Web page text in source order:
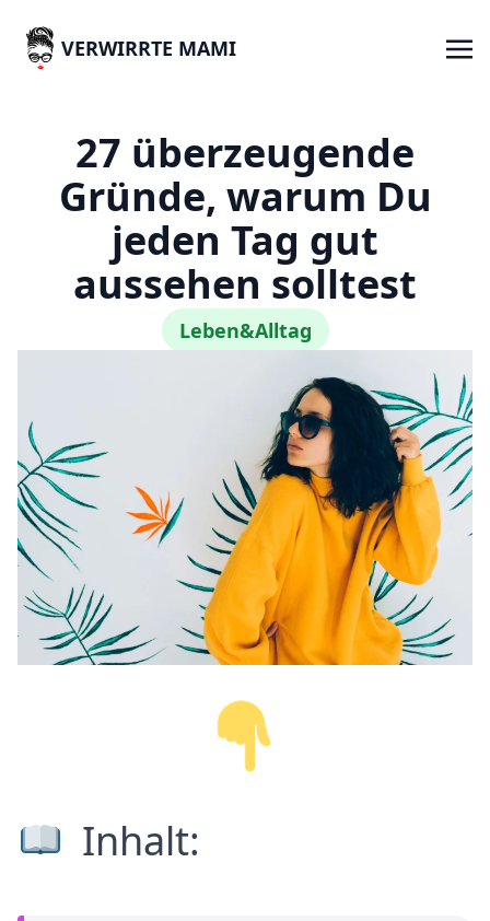
VERWIRRTE MAMI
27 überzeugende
Gründe, warum Du
jeden Tag gut
aussehen solltest
Leben&Alltag
Inhalt: